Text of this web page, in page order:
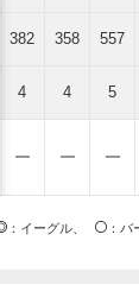
382 358 557
4 4 5
：イーグル、 ：バ